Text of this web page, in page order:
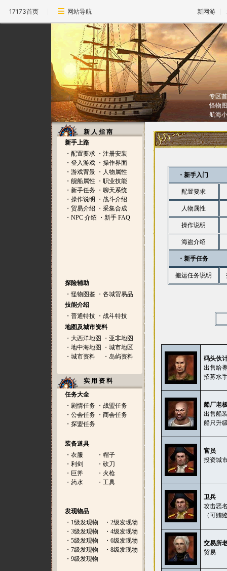
17173首页 网站导航 新网游
专区
怪物
航海
新 人 指 南
新手上路
・ 配置要求 ・ 注册安装
・ 登入游戏 ・ 操作界面
・ 游戏背景 ・ 人物属性
・ 舰船属性 ・ 职业技能
・ 新手任务 ・ 聊天系统
・ 操作说明 ・ 战斗介绍
・ 贸易介绍 ・ 采集合成
・ NPC 介绍 ・ 新手 FAQ
探险辅助
・怪物图鉴 ・ 各城贸易品
技能介绍
・ 普通特技 ・ 战斗特技
地图及城市资料
・ 大西洋地图 ・ 亚非地图
・ 地中海地图 ・ 城市地区
・ 城市资料 ・ 岛屿资料
实 用 资 料
任务大全
・ 剧情任务 ・ 战盟任务
・ 公会任务 ・ 商会任务
・ 探盟任务
装备道具
・ 衣服 ・ 帽子
・ 利剑 ・ 砍刀
・ 巨斧 ・ 火枪
・ 药水 ・ 工具
发现物品
・ 1级发现物 ・ 2级发现物
・ 3级发现物 ・ 4级发现物
・ 5级发现物 ・ 6级发现物
・ 7级发现物 ・ 8级发现物
・ 9级发现物
・新手入门
配置要求
人物属性
操作说明
海盗介绍
・新手任务
搬运任务说明
码头伙
出售给
招募水
船厂老
出售船
船只升
官员
投资城
卫兵
攻击恶
（可贿
交易所
贸易